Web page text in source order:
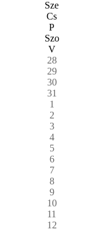
Sze
Cs
P
Szo
V
28
29
30
31
1
2
3
4
5
6
7
8
9
10
11
12